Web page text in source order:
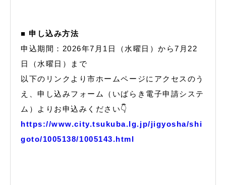
■ 申し込み方法
申込期間：2026年7月1日（水曜日）から7月22
日（水曜日）まで
以下のリンクより市ホームページにアクセスのう
え、申し込みフォーム（いばらき電子申請システ
ム）よりお申込みください👇
https://www.city.tsukuba.lg.jp/jigyosha/shi
goto/1005138/1005143.html